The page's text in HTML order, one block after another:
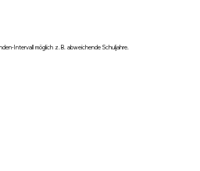
Intervall möglich z.B. abweichende Schuljahre.